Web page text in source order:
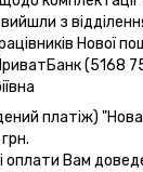
з
Нової
(5168
платіж)
оплати Вам